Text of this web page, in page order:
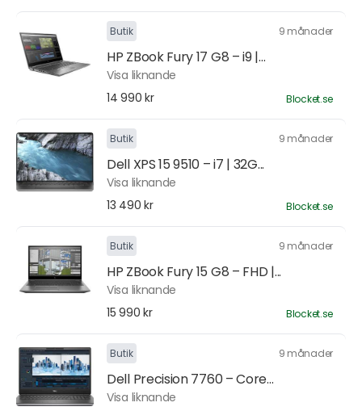
Butik 9 månader
HP ZBook Fury 17 G8 – i9 |...
Visa liknande
14 990 kr
Blocket.se
Butik 9 månader
Dell XPS 15 9510 – i7 | 32G...
Visa liknande
13 490 kr
Blocket.se
Butik 9 månader
HP ZBook Fury 15 G8 – FHD |...
Visa liknande
15 990 kr
Blocket.se
Butik 9 månader
Dell Precision 7760 – Core...
Visa liknande